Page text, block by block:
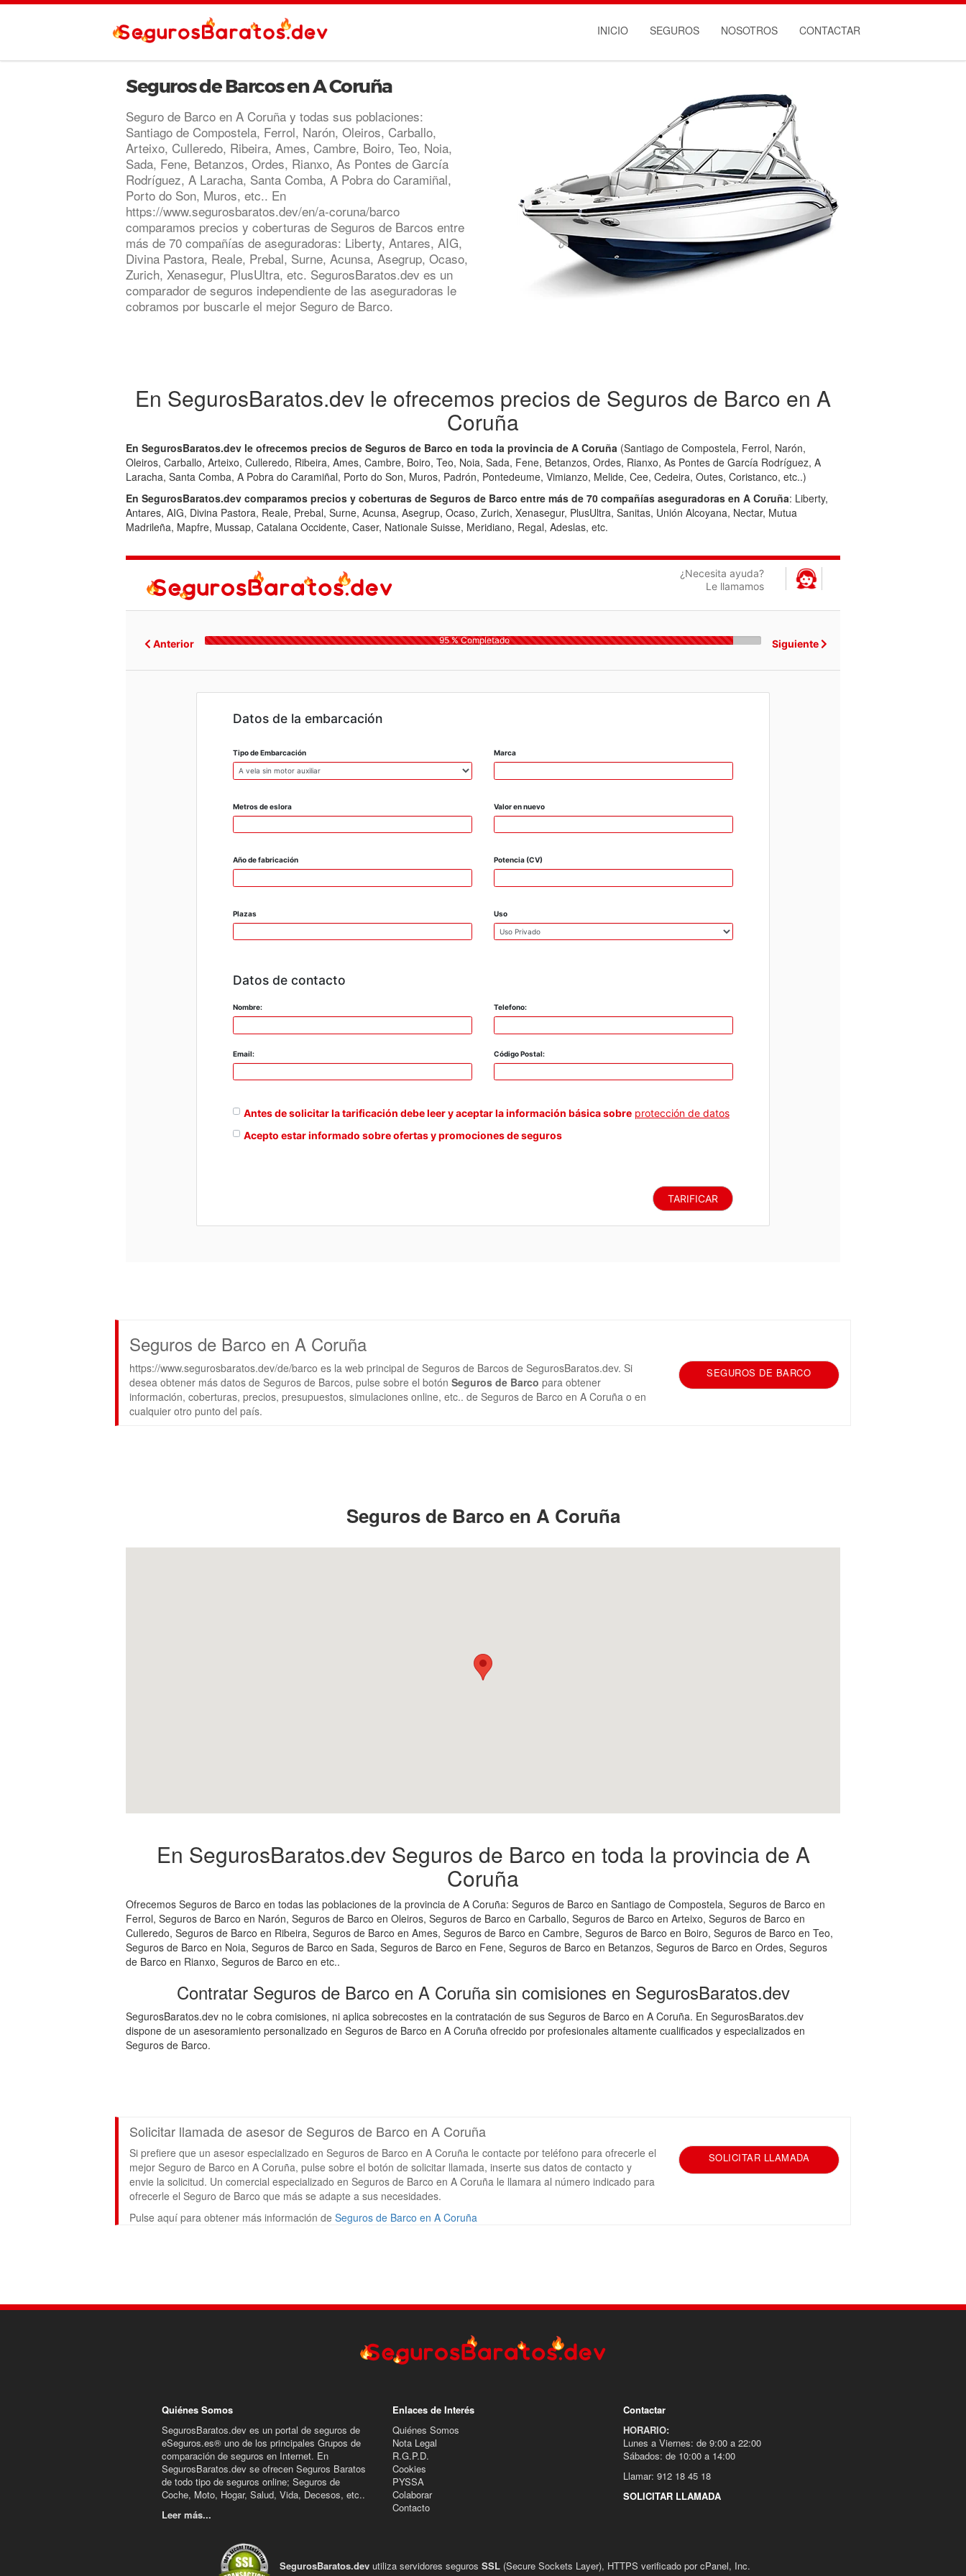
INICIO SEGUROS NOSOTROS CONTACTAR
Seguros de Barcos en A Coruña
Seguro de Barco en A Coruña y todas sus poblaciones:
Santiago de Compostela, Ferrol, Narón, Oleiros, Carballo,
Arteixo, Culleredo, Ribeira, Ames, Cambre, Boiro, Teo, Noia,
Sada, Fene, Betanzos, Ordes, Rianxo, As Pontes de García
Rodríguez, A Laracha, Santa Comba, A Pobra do Caramiñal,
Porto do Son, Muros, etc.. En
https://www.segurosbaratos.dev/en/a-coruna/barco
comparamos precios y coberturas de Seguros de Barcos entre
más de 70 compañías de aseguradoras: Liberty, Antares, AIG,
Divina Pastora, Reale, Prebal, Surne, Acunsa, Asegrup, Ocaso,
Zurich, Xenasegur, PlusUltra, etc. SegurosBaratos.dev es un
comparador de seguros independiente de las aseguradoras le
cobramos por buscarle el mejor Seguro de Barco.
En SegurosBaratos.dev le ofrecemos precios de Seguros de Barco en A
Coruña
En SegurosBaratos.dev le ofrecemos precios de Seguros de Barco en toda la provincia de A Coruña (Santiago de Compostela, Ferrol, Narón,
Oleiros, Carballo, Arteixo, Culleredo, Ribeira, Ames, Cambre, Boiro, Teo, Noia, Sada, Fene, Betanzos, Ordes, Rianxo, As Pontes de García Rodríguez, A
Laracha, Santa Comba, A Pobra do Caramiñal, Porto do Son, Muros, Padrón, Pontedeume, Vimianzo, Melide, Cee, Cedeira, Outes, Coristanco, etc..)
En SegurosBaratos.dev comparamos precios y coberturas de Seguros de Barco entre más de 70 compañías aseguradoras en A Coruña: Liberty,
Antares, AIG, Divina Pastora, Reale, Prebal, Surne, Acunsa, Asegrup, Ocaso, Zurich, Xenasegur, PlusUltra, Sanitas, Unión Alcoyana, Nectar, Mutua
Madrileña, Mapfre, Mussap, Catalana Occidente, Caser, Nationale Suisse, Meridiano, Regal, Adeslas, etc.
¿Necesita ayuda?
Le llamamos
Anterior 95 % Completado Siguiente
Datos de la embarcación
Tipo de Embarcación Marca
Metros de eslora Valor en nuevo
Año de fabricación Potencia (CV)
Plazas Uso
Datos de contacto
Nombre: Telefono:
Email: Código Postal:
Antes de solicitar la tarificación debe leer y aceptar la información básica sobre protección de datos
Acepto estar informado sobre ofertas y promociones de seguros
TARIFICAR
Seguros de Barco en A Coruña
https://www.segurosbaratos.dev/de/barco es la web principal de Seguros de Barcos de SegurosBaratos.dev. Si
desea obtener más datos de Seguros de Barcos, pulse sobre el botón Seguros de Barco para obtener
información, coberturas, precios, presupuestos, simulaciones online, etc.. de Seguros de Barco en A Coruña o en
cualquier otro punto del país.
SEGUROS DE BARCO
Seguros de Barco en A Coruña
En SegurosBaratos.dev Seguros de Barco en toda la provincia de A
Coruña
Ofrecemos Seguros de Barco en todas las poblaciones de la provincia de A Coruña: Seguros de Barco en Santiago de Compostela, Seguros de Barco en
Ferrol, Seguros de Barco en Narón, Seguros de Barco en Oleiros, Seguros de Barco en Carballo, Seguros de Barco en Arteixo, Seguros de Barco en
Culleredo, Seguros de Barco en Ribeira, Seguros de Barco en Ames, Seguros de Barco en Cambre, Seguros de Barco en Boiro, Seguros de Barco en Teo,
Seguros de Barco en Noia, Seguros de Barco en Sada, Seguros de Barco en Fene, Seguros de Barco en Betanzos, Seguros de Barco en Ordes, Seguros
de Barco en Rianxo, Seguros de Barco en etc..
Contratar Seguros de Barco en A Coruña sin comisiones en SegurosBaratos.dev
SegurosBaratos.dev no le cobra comisiones, ni aplica sobrecostes en la contratación de sus Seguros de Barco en A Coruña. En SegurosBaratos.dev
dispone de un asesoramiento personalizado en Seguros de Barco en A Coruña ofrecido por profesionales altamente cualificados y especializados en
Seguros de Barco.
Solicitar llamada de asesor de Seguros de Barco en A Coruña
Si prefiere que un asesor especializado en Seguros de Barco en A Coruña le contacte por teléfono para ofrecerle el
mejor Seguro de Barco en A Coruña, pulse sobre el botón de solicitar llamada, inserte sus datos de contacto y
envie la solicitud. Un comercial especializado en Seguros de Barco en A Coruña le llamara al número indicado para
ofrecerle el Seguro de Barco que más se adapte a sus necesidades.
Pulse aquí para obtener más información de Seguros de Barco en A Coruña
SOLICITAR LLAMADA
Quiénes Somos
SegurosBaratos.dev es un portal de seguros de
eSeguros.es® uno de los principales Grupos de
comparación de seguros en Internet. En
SegurosBaratos.dev se ofrecen Seguros Baratos
de todo tipo de seguros online; Seguros de
Coche, Moto, Hogar, Salud, Vida, Decesos, etc..
Leer más...
Enlaces de Interés
Quiénes Somos
Nota Legal
R.G.P.D.
Cookies
PYSSA
Colaborar
Contacto
Contactar
HORARIO:
Lunes a Viernes: de 9:00 a 22:00
Sábados: de 10:00 a 14:00
Llamar: 912 18 45 18
SOLICITAR LLAMADA
SegurosBaratos.dev utiliza servidores seguros SSL (Secure Sockets Layer), HTTPS verificado por cPanel, Inc.